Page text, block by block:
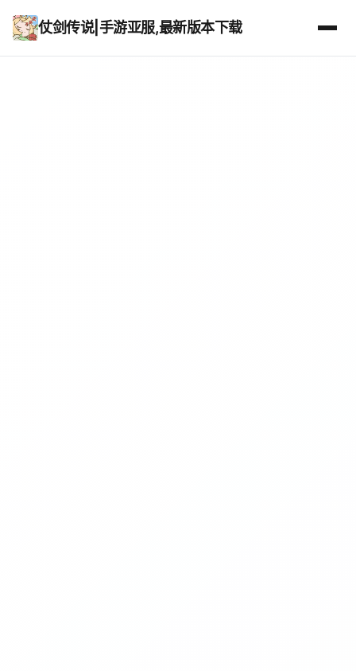
仗剑传说|手游亚服,最新版本下载